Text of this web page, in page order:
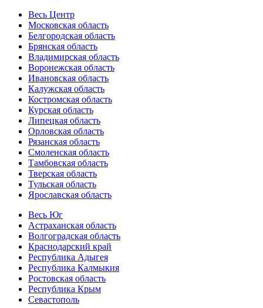
Весь Центр
Московская область
Белгородская область
Брянская область
Владимирская область
Воронежская область
Ивановская область
Калужская область
Костромская область
Курская область
Липецкая область
Орловская область
Рязанская область
Смоленская область
Тамбовская область
Тверская область
Тульская область
Ярославская область
Весь Юг
Астраханская область
Волгоградская область
Краснодарский край
Республика Адыгея
Республика Калмыкия
Ростовская область
Республика Крым
Севастополь